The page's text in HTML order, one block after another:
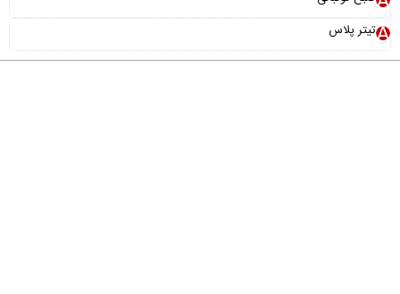
تیتر پلاس